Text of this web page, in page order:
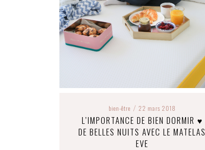
bien-être / 22 mars 2018
L’IMPORTANCE DE BIEN DORMIR ♥
DE BELLES NUITS AVEC LE MATELAS
EVE